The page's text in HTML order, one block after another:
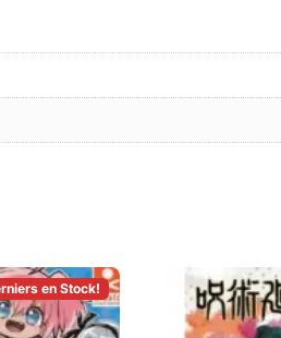
en Stock!